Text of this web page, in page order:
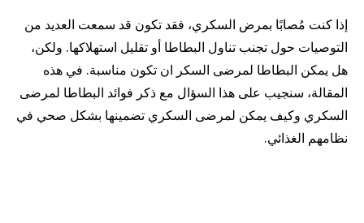
إذا كنت مُصابًا بمرض السكري، فقد تكون قد سمعت العديد من
التوصيات حول تجنب تناول البطاطا أو تقليل استهلاكها. ولكن،
هل يمكن البطاطا لمرضى السكر ان تكون مناسبة. في هذه
المقالة، سنجيب على هذا السؤال مع ذكر فوائد البطاطا لمرضى
السكري وكيف يمكن لمرضى السكري تضمينها بشكل صحي في
نظامهم الغذائي.